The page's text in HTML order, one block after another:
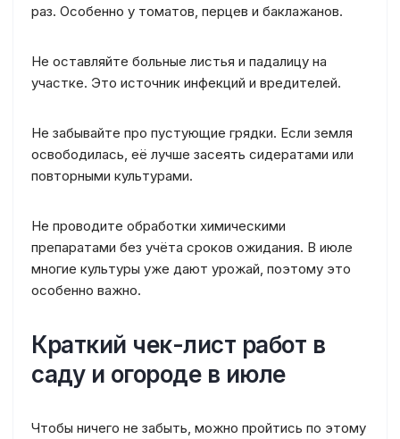
раз. Особенно у томатов, перцев и баклажанов.
Не оставляйте больные листья и падалицу на
участке. Это источник инфекций и вредителей.
Не забывайте про пустующие грядки. Если земля
освободилась, её лучше засеять сидератами или
повторными культурами.
Не проводите обработки химическими
препаратами без учёта сроков ожидания. В июле
многие культуры уже дают урожай, поэтому это
особенно важно.
Краткий чек-лист работ в
саду и огороде в июле
Чтобы ничего не забыть, можно пройтись по этому